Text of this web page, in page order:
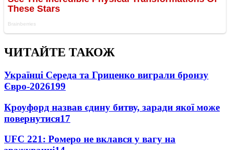
ЧИТАЙТЕ ТАКОЖ
Українці Середа та Гриценко виграли бронзу
Євро-2026199
Кроуфорд назвав єдину битву, заради якої може
повернутися17
UFC 221: Ромеро не вклався у вагу на